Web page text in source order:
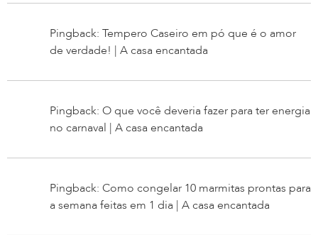
Pingback: Tempero Caseiro em pó que é o amor
de verdade! | A casa encantada
Pingback: O que você deveria fazer para ter energia
no carnaval | A casa encantada
Pingback: Como congelar 10 marmitas prontas para
a semana feitas em 1 dia | A casa encantada